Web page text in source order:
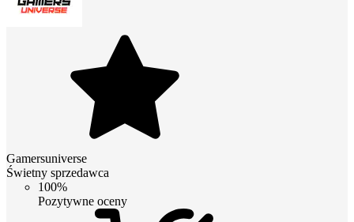
Gamersuniverse
Świetny sprzedawca
100%
Pozytywne oceny